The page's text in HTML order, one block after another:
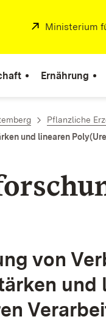
Extern:
Ministerium
Ernährung
Pflanzliche
und linearen
von
und